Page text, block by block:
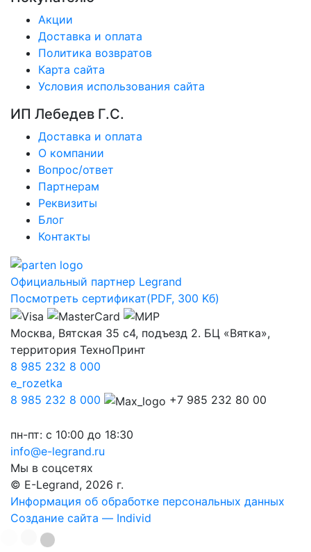
Акции
Доставка и оплата
Политика возвратов
Карта сайта
Условия использования сайта
ИП Лебедев Г.С.
Доставка и оплата
О компании
Вопрос/ответ
Партнерам
Реквизиты
Блог
Контакты
Официальный партнер Legrand
Посмотреть сертификат(PDF, 300 Kб)
Москва, Вятская 35 с4, подъезд 2. БЦ «Вятка»,
территория ТехноПринт
8 985 232 8 000
e_rozetka
8 985 232 8 000
+7 985 232 80 00
пн-пт: с 10:00 до 18:30
info@e-legrand.ru
Мы в соцсетях
© E-Legrand, 2026 г.
Информация об обработке персональных данных
Создание сайта — Individ